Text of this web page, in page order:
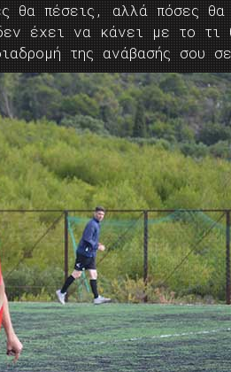
θα πέσεις, αλλά πόσες θα
έχει να κάνει με το τι
της ανάβασής σου